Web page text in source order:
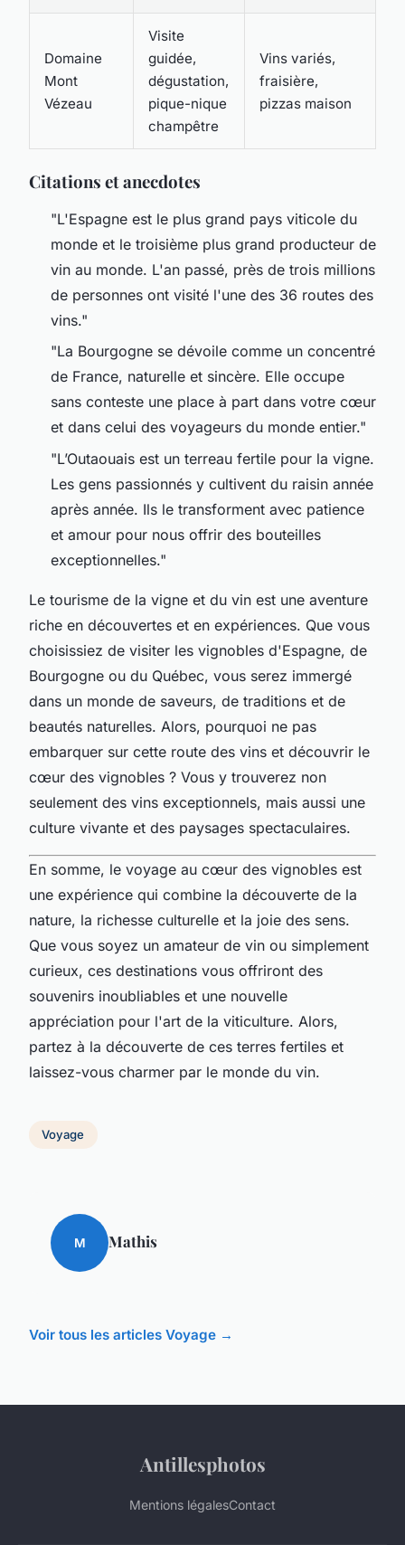
Domaine
Mont
Vézeau
Visite
guidée,
dégustation,
pique-nique
champêtre
Vins variés,
fraisière,
pizzas maison
Citations et anecdotes
"L'Espagne est le plus grand pays viticole du
monde et le troisième plus grand producteur de
vin au monde. L'an passé, près de trois millions
de personnes ont visité l'une des 36 routes des
vins."
"La Bourgogne se dévoile comme un concentré
de France, naturelle et sincère. Elle occupe
sans conteste une place à part dans votre cœur
et dans celui des voyageurs du monde entier."
"L’Outaouais est un terreau fertile pour la vigne.
Les gens passionnés y cultivent du raisin année
après année. Ils le transforment avec patience
et amour pour nous offrir des bouteilles
exceptionnelles."
Le tourisme de la vigne et du vin est une aventure
riche en découvertes et en expériences. Que vous
choisissiez de visiter les vignobles d'Espagne, de
Bourgogne ou du Québec, vous serez immergé
dans un monde de saveurs, de traditions et de
beautés naturelles. Alors, pourquoi ne pas
embarquer sur cette route des vins et découvrir le
cœur des vignobles ? Vous y trouverez non
seulement des vins exceptionnels, mais aussi une
culture vivante et des paysages spectaculaires.
En somme, le voyage au cœur des vignobles est
une expérience qui combine la découverte de la
nature, la richesse culturelle et la joie des sens.
Que vous soyez un amateur de vin ou simplement
curieux, ces destinations vous offriront des
souvenirs inoubliables et une nouvelle
appréciation pour l'art de la viticulture. Alors,
partez à la découverte de ces terres fertiles et
laissez-vous charmer par le monde du vin.
Voyage
M Mathis
Voir tous les articles Voyage →
Antillesphotos
Mentions légalesContact